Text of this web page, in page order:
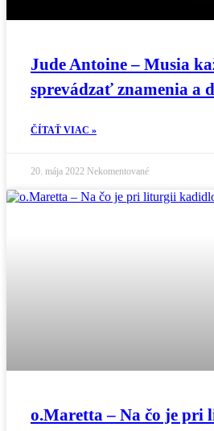
Jude Antoine – Musia
sprevádzať znamenia a
ČÍTAŤ VIAC »
20. mája 2022 Nekomentované
o.Maretta – Na čo je